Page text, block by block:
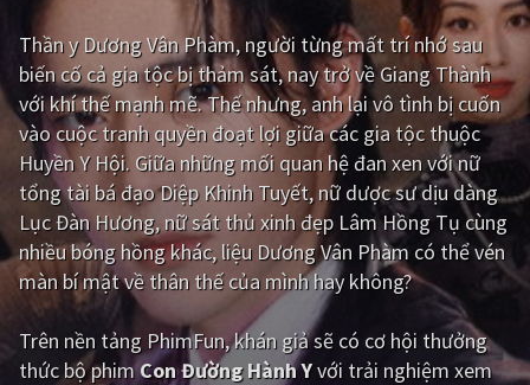
Nhạc kịch
Kinh dị Tội phạm - Hình sự
Phiêu lưu Hài hước
Viễn tưởng Khoa học - Tài liệu
Hoạt hình Thể thao
Tình cảm - Lãng mạn Kỳ ảo
Giật gân Gia đình
Bí ẩn Lịch sử
Thần y Dương Vân Phàm, người từng mất trí nhớ sau
biến cố cả gia tộc bị thảm sát, nay trở về Giang Thành
với khí thế mạnh mẽ. Thế nhưng, anh lại vô tình bị cuốn
vào cuộc tranh quyền đoạt lợi giữa các gia tộc thuộc
Huyền Y Hội. Giữa những mối quan hệ đan xen với nữ
tổng tài bá đạo Diệp Khinh Tuyết, nữ dược sư dịu dàng
Lục Đàn Hương, nữ sát thủ xinh đẹp Lâm Hồng Tụ cùng
nhiều bóng hồng khác, liệu Dương Vân Phàm có thể vén
màn bí mật về thân thế của mình hay không?
Trên nền tảng PhimFun, khán giả sẽ có cơ hội thưởng
thức bộ phimCon Đường Hành Yvới trải nghiệm xem